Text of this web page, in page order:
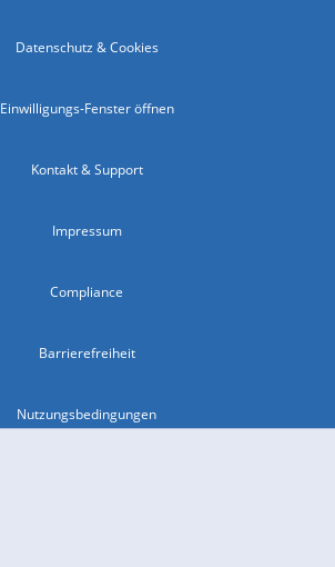
Datenschutz & Cookies
Einwilligungs-Fenster öffnen
Kontakt & Support
Impressum
Compliance
Barrierefreiheit
Nutzungsbedingungen